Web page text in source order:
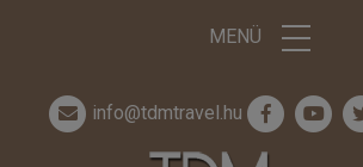
MENÜ
info@tdmtravel.hu